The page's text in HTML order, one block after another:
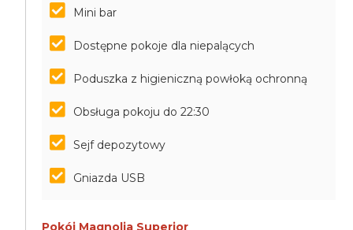
Mini bar
Dostępne pokoje dla niepalących
Poduszka z higieniczną powłoką ochronną
Obsługa pokoju do 22:30
Sejf depozytowy
Gniazda USB
Pokój Magnolia Superior